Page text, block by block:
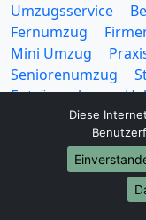
Umzugsservice
Fernumzug
Mini Umzug
Seniorenumzug
Entrümpelung
MöbelliftDiese